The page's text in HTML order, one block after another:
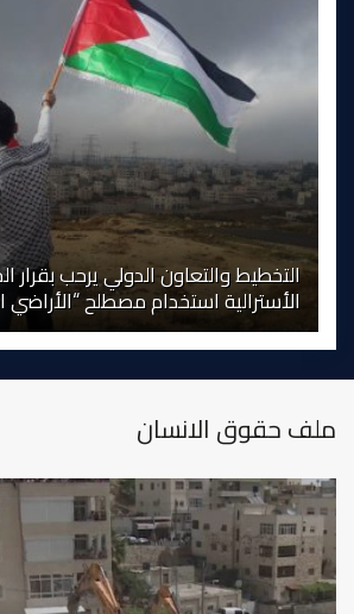
التخطيط والتعاون الدولي يرحب بقرار
الأسترالية استخدام مصطلح “الأراضي
ملف حقوق الانسان